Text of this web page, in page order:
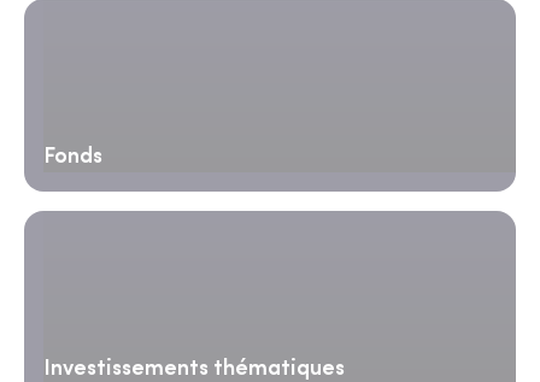
Fonds
Investissements thématiques